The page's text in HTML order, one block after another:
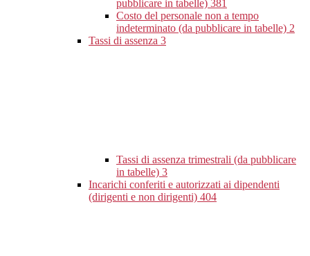
pubblicare in tabelle) 381
Costo del personale non a tempo
indeterminato (da pubblicare in tabelle) 2
Tassi di assenza 3
Tassi di assenza trimestrali (da pubblicare
in tabelle) 3
Incarichi conferiti e autorizzati ai dipendenti
(dirigenti e non dirigenti) 404